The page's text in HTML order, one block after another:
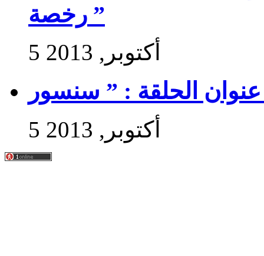
رخصة ”
5 أكتوبر, 2013
5 أكتوبر, 2013